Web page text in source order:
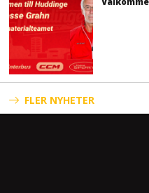
FLER NYHETER